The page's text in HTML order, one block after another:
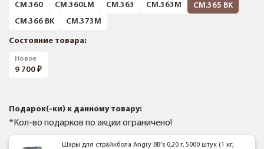
CM.360 CM.360LM CM.363 CM.363M
CM.365 BK
CM.366 BK
CM.373M
Состояние товара:
Новое
9 700
Подарок(-ки) к данному товару:
*Кол-во подарков по акции ограничено!
Шары для страйкбола Angry BB's 0,20 г, 5000 штук (1 кг,